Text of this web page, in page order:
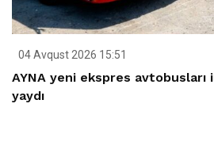
04 Avqust 2026 15:51
AYNA yeni ekspres avtobusları
yaydı